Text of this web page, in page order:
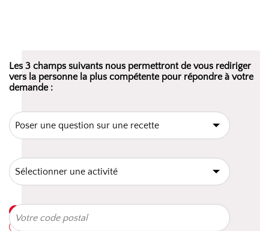
Les 3 champs suivants nous permettront de vous rediriger
vers la personne la plus compétente pour répondre à votre
demande :